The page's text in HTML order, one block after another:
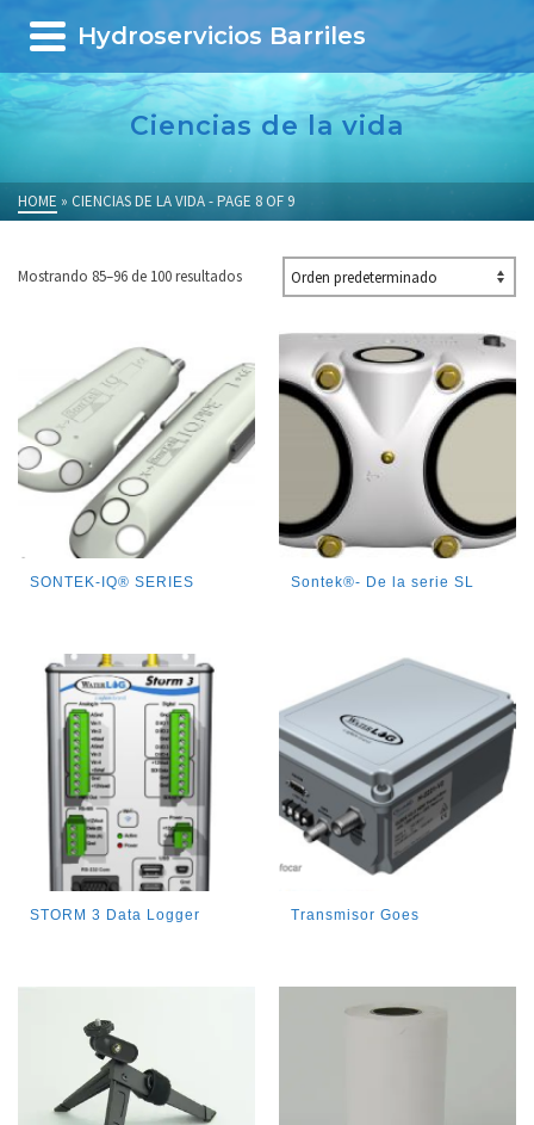
Hydroservicios Barriles
Ciencias de la vida
HOME » CIENCIAS DE LA VIDA- PAGE 8 OF 9
Mostrando 85–96 de 100 resultados
SONTEK-IQ® SERIES Sontek®- De la serie SL
STORM 3 Data Logger Transmisor Goes